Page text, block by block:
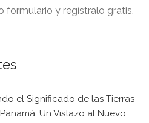
formulario y regístralo gratis.
el Significado de las Tierras
Un Vistazo al Nuevo